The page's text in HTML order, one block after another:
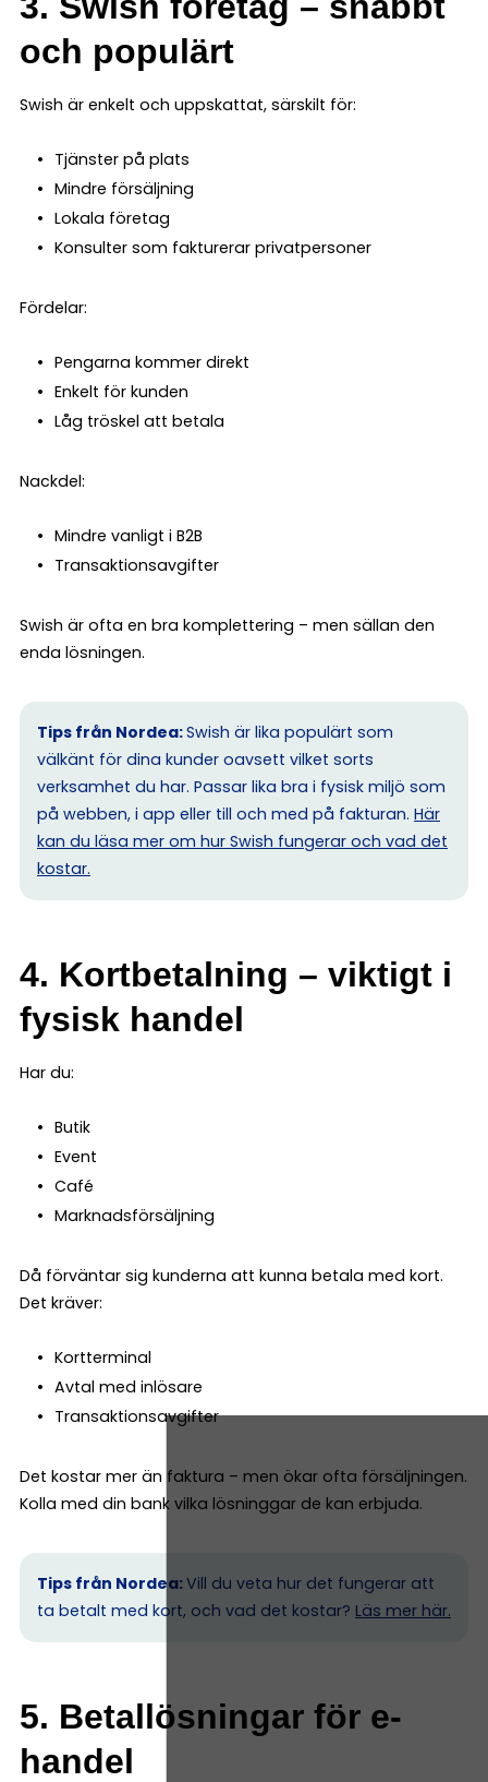
och populärt
Swish är enkelt och uppskattat, särskilt för:
Tjänster på plats
Mindre försäljning
Lokala företag
Konsulter som fakturerar privatpersoner
Fördelar:
Pengarna kommer direkt
Enkelt för kunden
Låg tröskel att betala
Nackdel:
Mindre vanligt i B2B
Transaktionsavgifter
Swish är ofta en bra komplettering – men sällan den
enda lösningen.
Tips från Nordea:Swish är lika populärt som
välkänt för dina kunder oavsett vilket sorts
verksamhet du har. Passar lika bra i fysisk miljö som
på webben, i app eller till och med på fakturan. Här
kan du läsa mer om hur Swish fungerar och vad det
kostar.
4. Kortbetalning – viktigt i
fysisk handel
Har du:
Butik
Event
Café
Marknadsförsäljning
Då förväntar sig kunderna att kunna betala med kort.
Det kräver:
Kortterminal
Avtal med inlösare
Transaktionsavgifter
Det kostar mer än faktura – men ökar ofta försäljningen.
Kolla med din bank vilka lösninggar de kan erbjuda.
Tips från Nordea:Vill du veta hur det fungerar att
ta betalt med kort, och vad det kostar? Läs mer här.
5. Betallösningar för e-
handel